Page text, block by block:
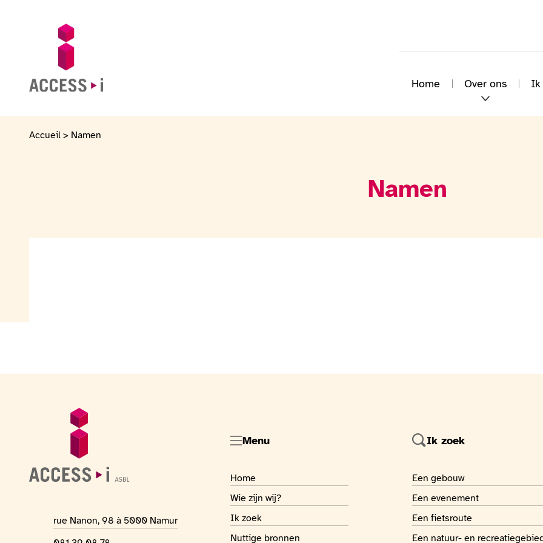
Home Over ons Ik
Accueil > Namen
Namen
Algemene informatie
Adres van de locatie
rue Nanon, 98 à 5000 Namur
Menu
Visiter la page
Home
Visiter la page
Wie zijn wij?
Visiter la page
Ik zoek
Visiter la page
Nuttige bronnen
Ik zoek
Je recherche
Een gebouw
Je recherche
Een evenement
Je recherche
Een fietsroute
Je recherche
Een natuur- en